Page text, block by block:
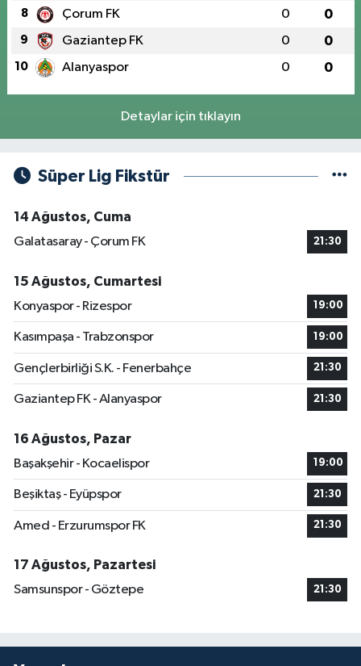
8 Çorum FK 0 0
9 Gaziantep FK 0 0
10 Alanyaspor 0 0
Detaylar için tıklayın
Süper Lig Fikstür
14 Ağustos, Cuma
Galatasaray - Çorum FK
21:30
15 Ağustos, Cumartesi
Konyaspor - Rizespor
19:00
Kasımpaşa - Trabzonspor 19:00
Gençlerbirliği S.K. - Fenerbahçe 21:30
Gaziantep FK - Alanyaspor 21:30
16 Ağustos, Pazar
Başakşehir - Kocaelispor
19:00
Beşiktaş - Eyüpspor 21:30
Amed - Erzurumspor FK 21:30
17 Ağustos, Pazartesi
Samsunspor - Göztepe
21:30